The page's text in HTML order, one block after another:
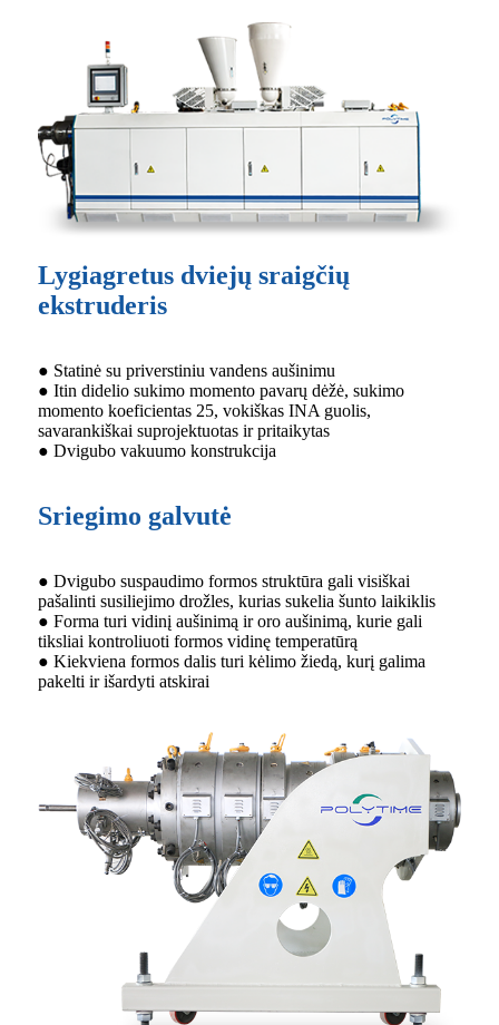
Lygiagretus dviejų sraigčių
ekstruderis
● Statinė su priverstiniu vandens aušinimu
● Itin didelio sukimo momento pavarų dėžė, sukimo
momento koeficientas 25, vokiškas INA guolis,
savarankiškai suprojektuotas ir pritaikytas
● Dvigubo vakuumo konstrukcija
Sriegimo galvutė
● Dvigubo suspaudimo formos struktūra gali visiškai
pašalinti susiliejimo drožles, kurias sukelia šunto laikiklis
● Forma turi vidinį aušinimą ir oro aušinimą, kurie gali
tiksliai kontroliuoti formos vidinę temperatūrą
● Kiekviena formos dalis turi kėlimo žiedą, kurį galima
pakelti ir išardyti atskirai